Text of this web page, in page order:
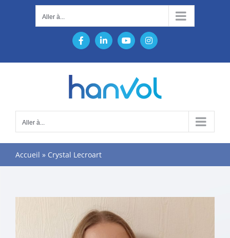
Aller à...
FacebookLinkedInYouTubeInstagram
Aller à...
Accueil » Crystal Lecroart